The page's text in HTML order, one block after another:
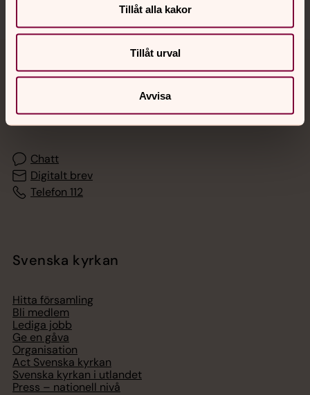
Tillåt alla kakor
Tillåt urval
Avvisa
Jourhavande präst
Akut samtals- och krisstöd. Prata eller chatta anonymt
med en präst på kvällar och nätter.
Chatt
Digitalt brev
Telefon 112
Svenska kyrkan
Hitta församling
Bli medlem
Lediga jobb
Ge en gåva
Organisation
Act Svenska kyrkan
Svenska kyrkan i utlandet
Press – nationell nivå